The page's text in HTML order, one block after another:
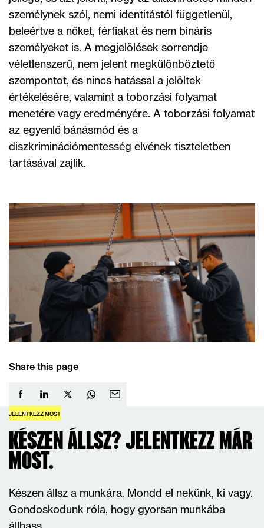
Share this page
személynek szól, nemi identitástól függetlenül,
beleértve a nőket, férfiakat és nem bináris
személyeket is. A megjelölések sorrendje
véletlenszerű, nem jelent megkülönböztető
szempontot, és nincs hatással a jelöltek
értékelésére, valamint a toborzási folyamat
menetére vagy eredményére. A toborzási folyamat
az egyenlő bánásmód és a
diszkriminációmentesség elvének tiszteletben
tartásával zajlik.
JELENTKEZZ MOST
KÉSZEN ÁLLSZ? JELENTKEZZ MÁR
MOST.
Készen állsz a munkára. Mondd el nekünk, ki vagy.
Gondoskodunk róla, hogy gyorsan munkába